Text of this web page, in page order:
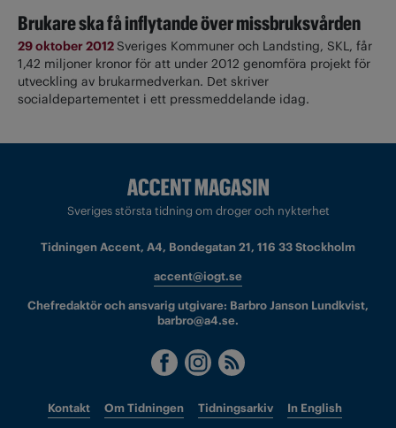
Brukare ska få inflytande över missbruksvården
29 oktober 2012 Sveriges Kommuner och Landsting, SKL, får
1,42 miljoner kronor för att under 2012 genomföra projekt för
utveckling av brukarmedverkan. Det skriver
socialdepartementet i ett pressmeddelande idag.
Sveriges största tidning om droger och nykterhet
Tidningen Accent, A4, Bondegatan 21, 116 33 Stockholm
accent@iogt.se
Chefredaktör och ansvarig utgivare: Barbro Janson Lundkvist,
barbro@a4.se.
Kontakt Om Tidningen Tidningsarkiv In English